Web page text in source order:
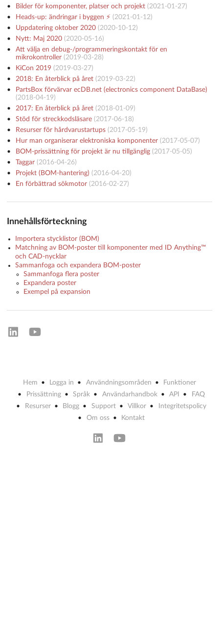
Bilder för komponenter, platser och projekt(2021-01-27)
Heads-up: ändringar i byggen ⚡️ (2021-01-12)
Uppdatering oktober 2020(2020-10-12)
Nytt: Maj 2020(2020-05-16)
Att välja en debug-/programmeringskontakt för en
mikrokontroller(2019-03-28)
KiCon 2019(2019-03-27)
2018: En återblick på året(2019-03-22)
PartsBox förvärvar ecDB.net (electronics component DataBase)
(2018-04-19)
2017: En återblick på året(2018-01-09)
Stöd för streckkodsläsare(2017-06-18)
Resurser för hårdvarustartups(2017-05-19)
Hur man organiserar elektroniska komponenter(2017-05-07)
BOM-prissättning för projekt är nu tillgänglig(2017-05-05)
Taggar(2016-04-26)
Projekt (BOM-hantering) (2016-04-20)
En förbättrad sökmotor(2016-02-27)
Innehållsförteckning
Importera stycklistor (BOM)
Matchning av BOM-poster till komponenter med ID Anything™
och CAD-nycklar
Sammanfoga och expandera BOM-poster
Sammanfoga flera poster
Expandera poster
Exempel på expansion
Hem Logga in Användningsområden
Funktioner
Prissättning
Språk Användarhandbok API
FAQ
Resurser
Blogg Support Villkor
Integritetspolicy
Om oss
Kontakt